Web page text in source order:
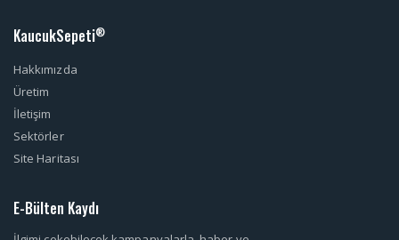
KaucukSepeti®
Hakkımızda
Üretim
İletişim
Sektörler
Site Haritası
E-Bülten Kaydı